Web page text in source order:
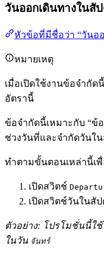
วันออกเดินทางในสั
หัวข้อที่มีชื่อว่า “วันอ
หมายเหตุ
เมื่อเปิดใช้งานข้อจำกั
อัตรานี้
ข้อจำกัดนี้เหมาะกับ “ข้
ช่วงวันที่และจำกัดวันใ
ทำตามขั้นตอนเหล่านี้เพื่
เปิดสวิตช์
เปิดสวิตช์วันในสั
ตัวอย่าง: โปรโมชั่นนี้ใ
ในวัน จันทร์